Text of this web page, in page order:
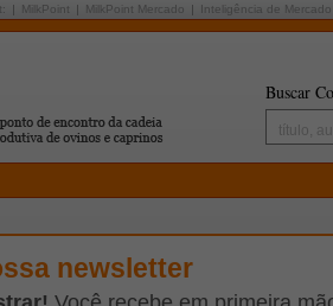
MilkPoint MilkPoint Mercado Inteligência de Mercado
Buscar
newsletter